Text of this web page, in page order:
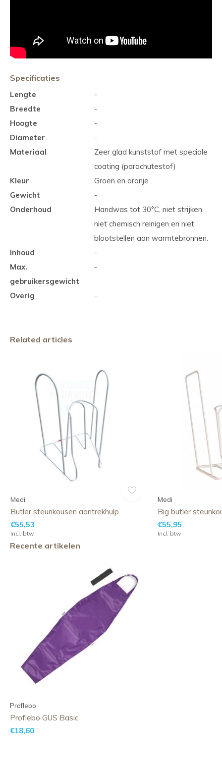
Specificaties
Lengte
-
Breedte
-
Hoogte
-
Diameter
-
Materiaal
Zeer glad kunststof met speciale
coating (parachutestof)
Kleur
Groen en oranje
Gewicht
-
Onderhoud
Handwas tot 30°C, niet strijken,
niet chemisch reinigen en niet
blootstellen aan warmtebronnen.
Inhoud
-
Max.
gebruikersgewicht
-
Overig -
Related articles
Medi
Butler steunkousen aantrekhulp
€55,53
Incl. btw
Medi
Big butler
€55,95
Incl. btw
Recente artikelen
Proflebo
Proflebo GUS Basic
€18,60